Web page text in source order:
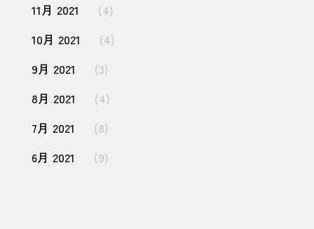
11月 2021
(4)
10月 2021
(4)
9月 2021
(3)
8月 2021
(4)
7月 2021
(8)
6月 2021
(9)